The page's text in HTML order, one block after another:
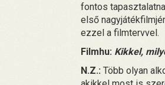
fontos
első
ezzel a filmtervvel.
Filmhu: Kikkel,
N.Z.: Több olyan